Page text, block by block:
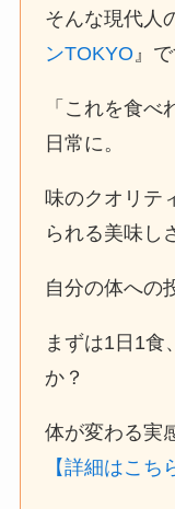
そんな現代人
ンTOKYO』で
「これを食べ
日常に。
味のクオリテ
られる美味し
自分の体への
まずは1日1食
か？
体が変わる実
【詳細はこち